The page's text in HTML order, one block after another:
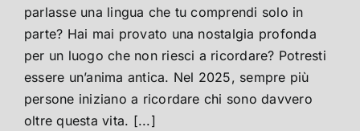
parlasse una lingua che tu comprendi solo in
parte? Hai mai provato una nostalgia profonda
per un luogo che non riesci a ricordare? Potresti
essere un’anima antica. Nel 2025, sempre più
persone iniziano a ricordare chi sono davvero
oltre questa vita. [...]